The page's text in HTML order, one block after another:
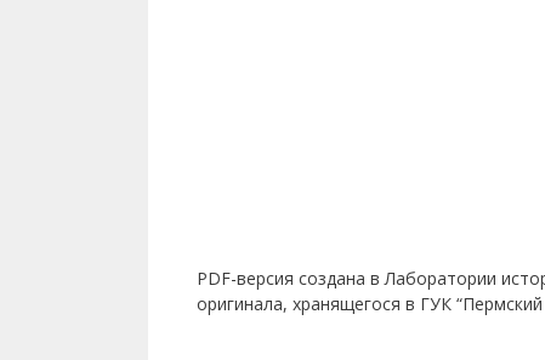
PDF-версия создана в Лаборатории
оригинала, хранящегося в ГУК